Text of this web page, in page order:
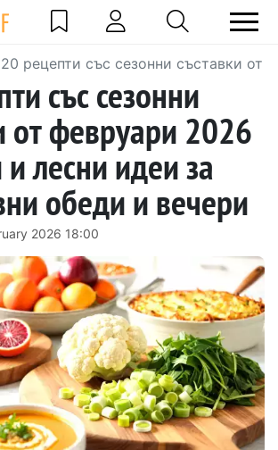
20 рецепти със сезонни съставки от
със сезонни
от февруари 2026
и лесни идеи за
обеди и вечери
2026 18:00